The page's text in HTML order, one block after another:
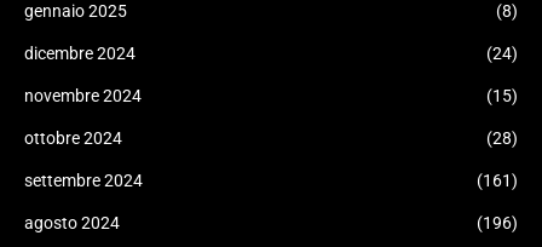
gennaio 2025 (8)
dicembre 2024 (24)
novembre 2024 (15)
ottobre 2024 (28)
settembre 2024 (161)
agosto 2024 (196)